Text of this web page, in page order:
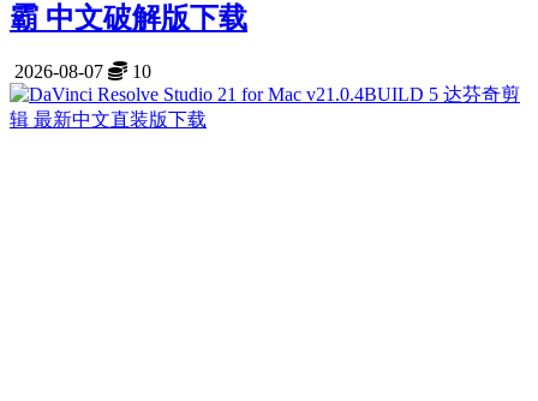
霸 中文破解版下载
2026-08-07 10